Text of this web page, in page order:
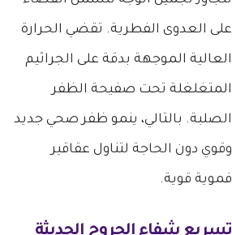
على العدوى الفطرية. تقضي الحرارة
العالية الموجهة بدقة على الجراثيم
المتغلغلة تحت صفيحة الظفر
الصلبة. بالتالي، ينمو ظفر صحي جديد
وقوي دون الحاجة لتناول عقاقير
فموية قوية.
تسريع شفاء الجروح الحديثة